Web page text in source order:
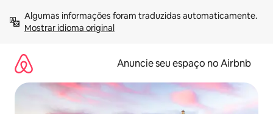
para
Mostrar idioma original
Anuncie seu espaço no Airbnb